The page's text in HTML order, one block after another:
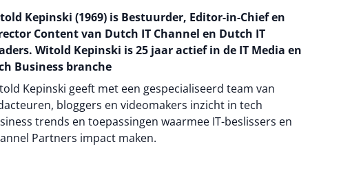
Kepinski (1969) is Bestuurder, Editor-in-Chief en
Content van Dutch IT Channel en Dutch IT
Witold Kepinski is 25 jaar actief in de IT Media en
Business branche
Kepinski geeft met een gespecialiseerd team van
bloggers en videomakers inzicht in tech
trends en toepassingen waarmee IT-beslissers en
Partners impact maken.